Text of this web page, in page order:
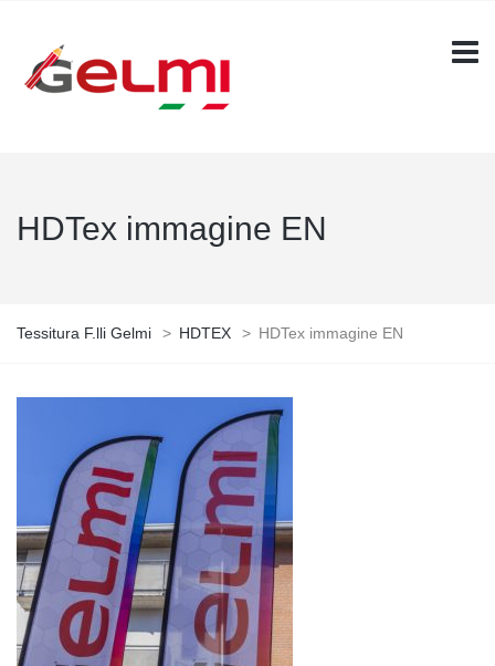
HDTex immagine EN
Tessitura F.lli Gelmi > HDTEX > HDTex immagine EN